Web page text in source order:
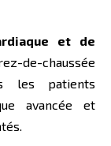
et de
de-chaussée
les patients
avancée et